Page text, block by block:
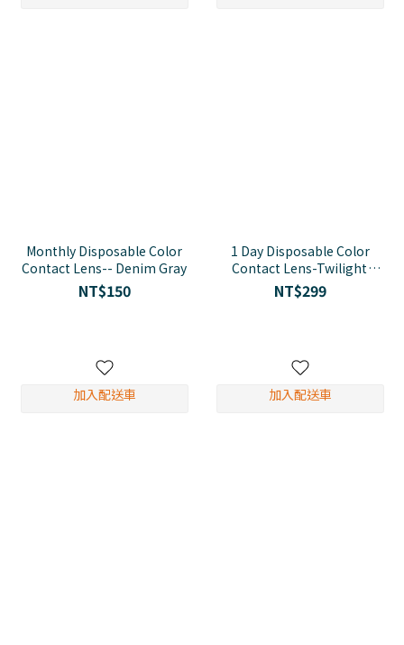
Monthly Disposable Color
Contact Lens-- Denim Gray
NT$150
加入配送車
1 Day Disposable Color
Contact Lens-Twilight
Green
NT$299
加入配送車